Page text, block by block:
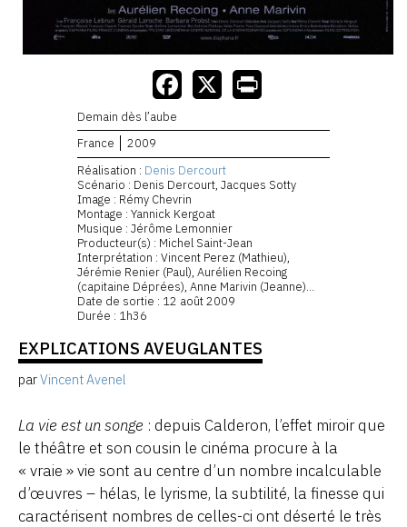
Demain dès l’aube
France
2009
Réalisation : Denis Dercourt
Scénario : Denis Dercourt, Jacques Sotty
Image : Rémy Chevrin
Montage : Yannick Kergoat
Musique : Jérôme Lemonnier
Producteur(s) : Michel Saint-Jean
Interprétation : Vincent Perez (Mathieu),
Jérémie Renier (Paul), Aurélien Recoing
(capitaine Déprées), Anne Marivin (Jeanne)...
Date de sortie : 12 août 2009
Durée : 1h36
EXPLICATIONS AVEUGLANTES
parVincent Avenel
La vie est un songe : depuis Calderon, l’effet miroir que
le théâtre et son cousin le cinéma procure à la
« vraie » vie sont au centre d’un nombre incalculable
d’œuvres – hélas, le lyrisme, la subtilité, la finesse qui
caractérisent nombres de celles-ci ont déserté le très